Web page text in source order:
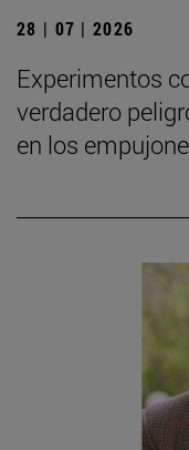
28 | 07 | 2026
Experimentos
verdadero
en los